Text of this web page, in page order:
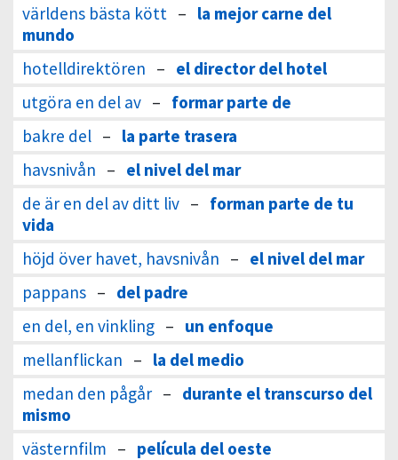
världens bästa kött – la mejor carne del
mundo
hotelldirektören – el director del hotel
utgöra en del av – formar parte de
bakre del – la parte trasera
havsnivån – el nivel del mar
de är en del av ditt liv – forman parte de tu
vida
höjd över havet, havsnivån – el nivel del mar
pappans – del padre
en del, en vinkling – un enfoque
mellanflickan – la del medio
medan den pågår – durante el transcurso del
mismo
västernfilm – película del oeste